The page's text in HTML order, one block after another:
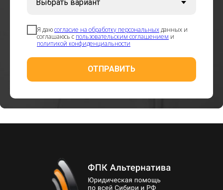
Я даюсогласие на обработку персональныхданных и
соглашаюсь с пользовательским соглашением и
политикой конфиденциальности
ОТПРАВИТЬ